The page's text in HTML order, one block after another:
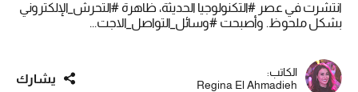
انتشرت في عصر #التكنولوجيا الحديثة، ظاهرة #التحرش_الإلكتروني
بشكل ملحوظ. وأصبحت #وسائل_التواصل_الاجت...
الكاتب:
Regina El Ahmadieh
يشارك